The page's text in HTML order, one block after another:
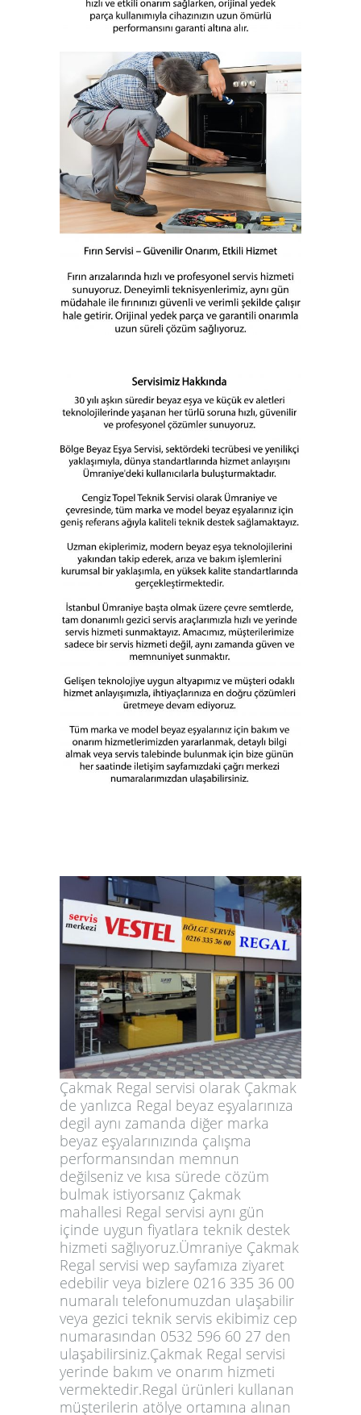
Çakmak Regal servisi olarak Çakmak
de yanlızca Regal beyaz eşyalarınıza
degil aynı zamanda diğer marka
beyaz eşyalarınızında çalışma
performansından memnun
değilseniz ve kısa sürede cözüm
bulmak istiyorsanız Çakmak
mahallesi Regal servisi aynı gün
içinde uygun fiyatlara teknik destek
hizmeti sağlıyoruz.Ümraniye Çakmak
Regal servisi wep sayfamıza ziyaret
edebilir veya bizlere 0216 335 36 00
numaralı telefonumuzdan ulaşabilir
veya gezici teknik servis ekibimiz cep
numarasından 0532 596 60 27 den
ulaşabilirsiniz.Çakmak Regal servisi
yerinde bakım ve onarım hizmeti
vermektedir.Regal ürünleri kullanan
müşterilerin atölye ortamına alınan